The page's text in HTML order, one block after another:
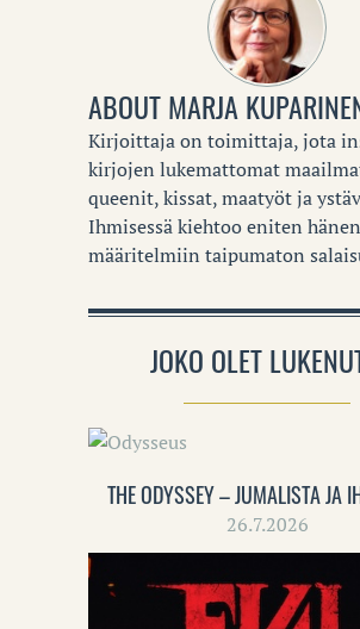
ABOUTMARJA
Kirjoittaja on toimittaja, jota
kirjojen lukemattomat
queenit, kissat, maatyöt ja
Ihmisessä kiehtoo eniten hänen
määritelmiin taipumaton
JOKO OLET
THE ODYSSEY – JUMALISTA JA
26.7.2026